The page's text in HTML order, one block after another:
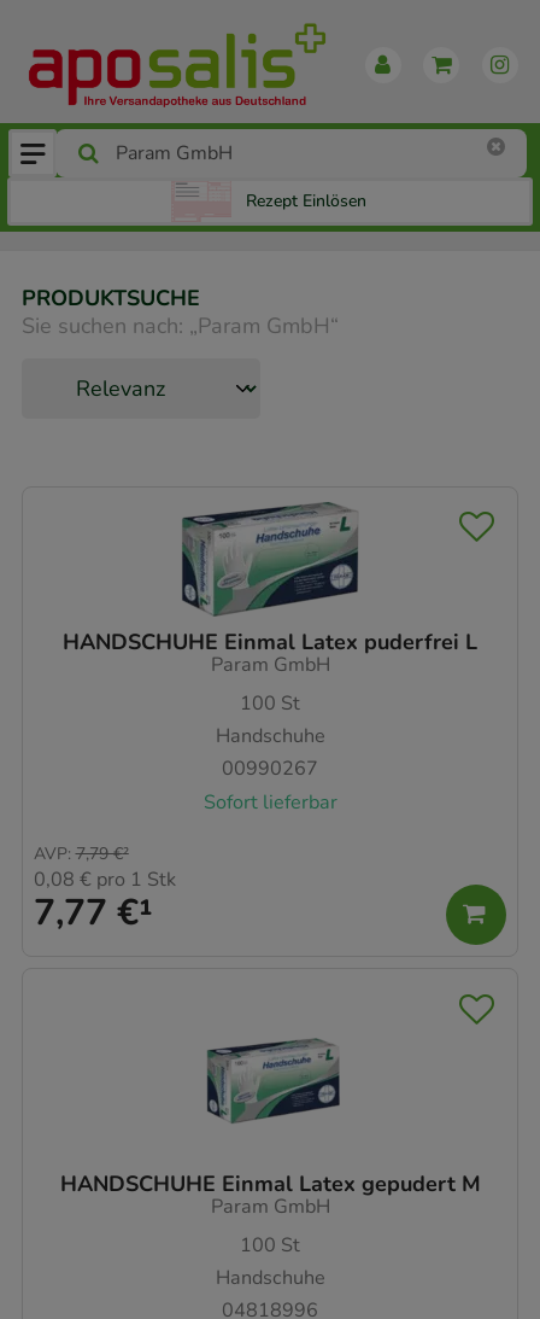
Rezept Einlösen
PRODUKTSUCHE
Sie suchen nach: „Param GmbH“
HANDSCHUHE Einmal Latex puderfrei L
Param GmbH
100 St
Handschuhe
00990267
Sofort lieferbar
7,77 €¹
AVP: 7,79 €²
0,08 € pro 1 Stk
HANDSCHUHE Einmal Latex gepudert M
Param GmbH
100 St
Handschuhe
04818996